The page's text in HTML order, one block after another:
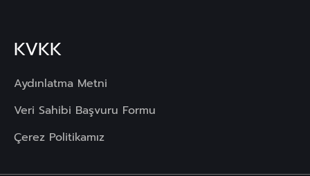
KVKK
Aydınlatma Metni
Veri Sahibi Başvuru Formu
Çerez Politikamız